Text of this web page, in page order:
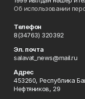
Об использовании
Телефон
8(34763) 320392
Эл. почта
salavat_news@mail.ru
Адрес
453260, Республика
Нефтяников, 29